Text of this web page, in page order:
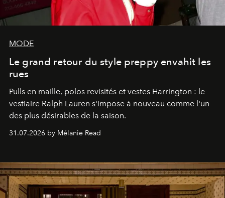
MODE
Le grand retour du style preppy envahit les
rues
Pulls en maille, polos revisités et vestes Harrington : le
vestiaire Ralph Lauren s'impose à nouveau comme l'un
des plus désirables de la saison.
31.07.2026 by Mélanie Read